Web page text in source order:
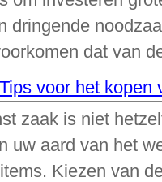
dringende
dat van
Tips voor het kopen
zaak is niet
uw aard van het
Kiezen van